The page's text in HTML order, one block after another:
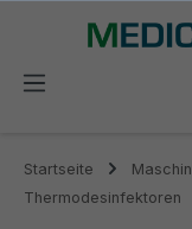
springen
Startseite
Thermodesinfektoren